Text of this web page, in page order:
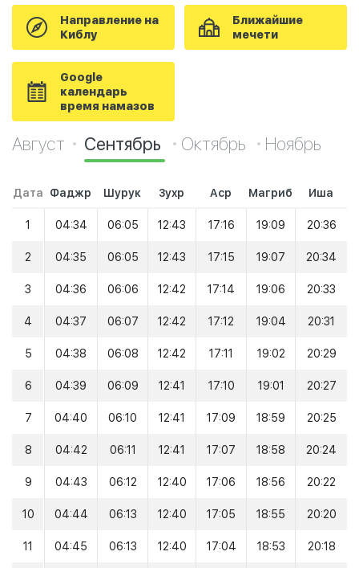
Направление на
Киблу
Ближайшие
мечети
Google
календарь
время намазов
Август Сентябрь Октябрь Ноябрь
Дата Фаджр Шурук Зухр Аср Магриб Иша
1 04:34 06:05 12:43 17:16 19:09 20:36
2 04:35 06:05 12:43 17:15 19:07 20:34
3 04:36 06:06 12:42 17:14 19:06 20:33
4 04:37 06:07 12:42 17:12 19:04 20:31
5 04:38 06:08 12:42 17:11 19:02 20:29
6 04:39 06:09 12:41 17:10 19:01 20:27
7 04:40 06:10 12:41 17:09 18:59 20:25
8 04:42 06:11 12:41 17:07 18:58 20:24
9 04:43 06:12 12:40 17:06 18:56 20:22
10 04:44 06:13 12:40 17:05 18:55 20:20
11 04:45 06:13 12:40 17:04 18:53 20:18